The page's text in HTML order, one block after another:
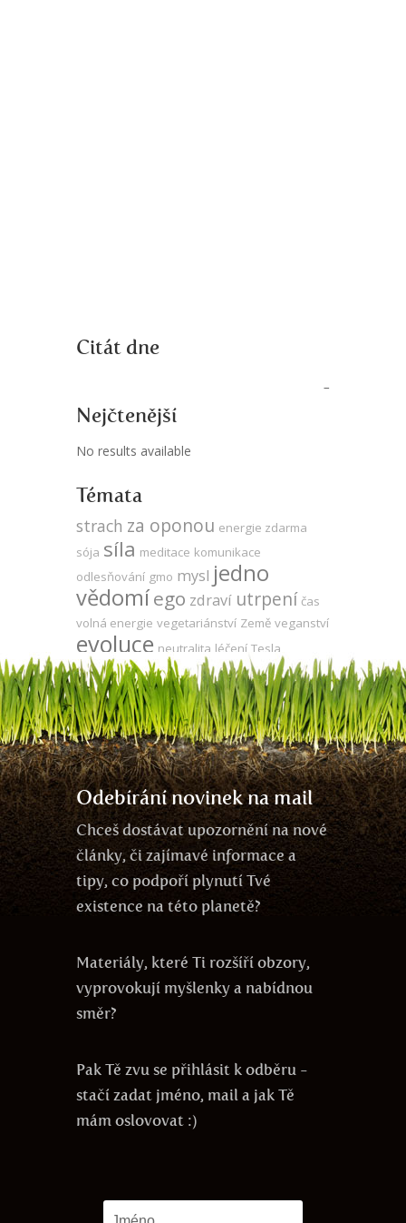
Citát dne
Nejčtenější
No results available
Témata
strach za oponou energie zdarma
sója síla meditace komunikace
odlesňování gmo mysl jedno
vědomíego zdraví utrpení čas
volná energie vegetariánství Země veganství
evoluce neutralita léčení Tesla
kooperace energie duše Keshe
vývoj produktivita udržitelnost
přítomnostzodpovědnost
láska agrese DNApropojenost
Odebírání novinek na mail
Chceš dostávat upozornění na nové
články, či zajímavé informace a
tipy, co podpoří plynutí Tvé
existence na této planetě?
Materiály, které Ti rozšíří obzory,
vyprovokují myšlenky a nabídnou
směr?
Pak Tě zvu se přihlásit k odběru -
stačí zadat jméno, mail a jak Tě
mám oslovovat :)